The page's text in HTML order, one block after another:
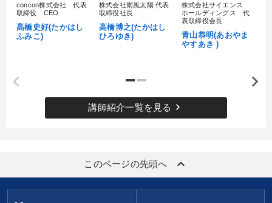
concon株式会社 代表
取締役 CEO
髙橋史好(たかはし
ふみこ)
株式会社雨風太陽 代表
取締役社長
高橋博之(たかはし
ひろゆき)
株式会社サイエンス
ホールディングス 代
表取締役会長
青山恭明(あおやま
やすあき )
講師紹介一覧を見る keyboard_arrow_right
このページの先頭へ keyboard_arrow_up